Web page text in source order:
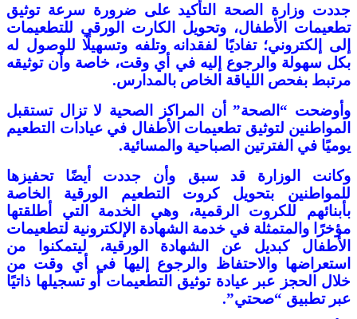
جددت وزارة الصحة التأكيد على ضرورة سرعة توثيق
تطعيمات الأطفال، وتحويل الكارت الورقي للتطعيمات
إلى إلكتروني؛ تفاديًا لفقدانه وتلفه وتسهيلًا للوصول له
بكل سهولة والرجوع إليه في أي وقت، خاصة وأن توثيقه
مرتبط بفحص اللياقة الخاص بالمدارس‎.
وأوضحت “الصحة” أن المراكز الصحية لا تزال تستقبل
المواطنين لتوثيق تطعيمات الأطفال في عيادات التطعيم
يوميًا في الفترتين الصباحية والمسائية.‎
وكانت الوزارة قد سبق وأن جددت أيضًا تحفيزها
للمواطنين بتحويل كروت التطعيم الورقية الخاصة
بأبنائهم للكروت الرقمية، وهي الخدمة التي أطلقتها
مؤخرًا والمتمثلة في خدمة الشهادة الإلكترونية لتطعيمات
الأطفال كبديل عن الشهادة الورقية، ليتمكنوا من
استعراضها والاحتفاظ والرجوع إليها في أي وقت من
خلال الحجز عبر عيادة توثيق التطعيمات أو تسجيلها ذاتيًا
عبر تطبيق “صحتي”.